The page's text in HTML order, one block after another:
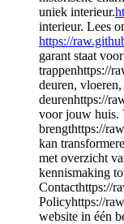
uniek interieur.
interieur. Lees
https://
garant staat
trappenhttps://
deuren,
deurenhttps://
voor jouw huis.
brengthttps://
kan
met overzicht
kennismaking
Contacthttps://
Policyhttps://
website in één